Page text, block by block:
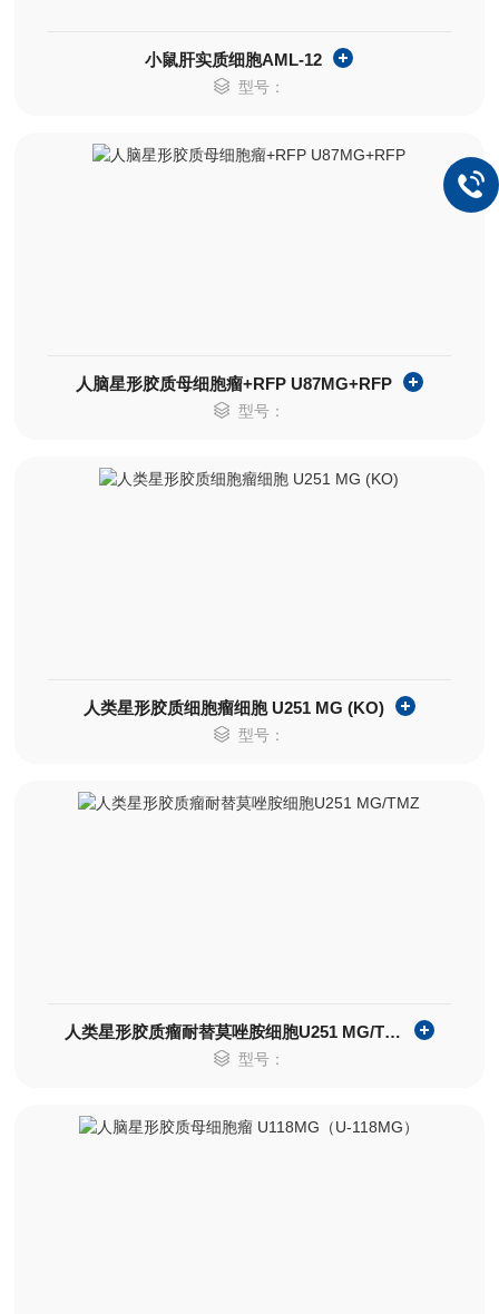
小鼠肝实质细胞AML-12
型号：
人脑星形胶质母细胞瘤+RFP U87MG+RFP
型号：
人类星形胶质细胞瘤细胞 U251 MG (KO)
型号：
人类星形胶质瘤耐替莫唑胺细胞U251 MG/TMZ
型号：